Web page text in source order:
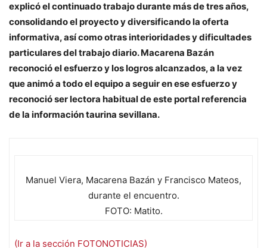
explicó el continuado trabajo durante más de tres años,
consolidando el proyecto y diversificando la oferta
informativa, así como otras interioridades y dificultades
particulares del trabajo diario. Macarena Bazán
reconoció el esfuerzo y los logros alcanzados, a la vez
que animó a todo el equipo a seguir en ese esfuerzo y
reconoció ser lectora habitual de este portal referencia
de la información taurina sevillana.
Manuel Viera, Macarena Bazán y Francisco Mateos,
durante el encuentro.
FOTO: Matito.
(Ir a la sección FOTONOTICIAS)